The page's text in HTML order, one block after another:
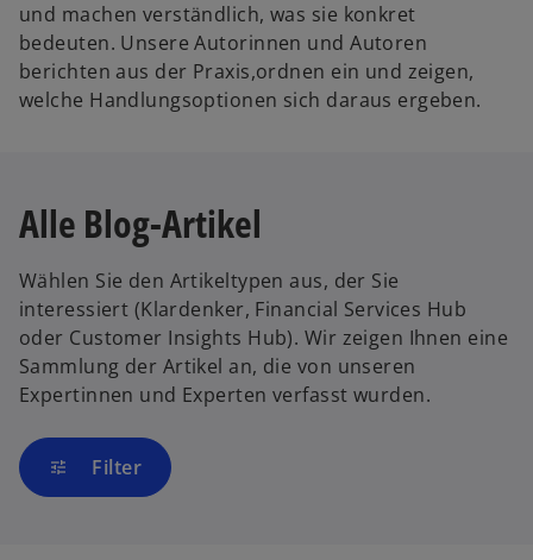
und machen verständlich, was sie konkret
bedeuten. Unsere Autorinnen und Autoren
berichten aus der Praxis,ordnen ein und zeigen,
welche Handlungsoptionen sich daraus ergeben.
Alle Blog-Artikel
Wählen Sie den Artikeltypen aus, der Sie
interessiert (Klardenker, Financial Services Hub
oder Customer Insights Hub). Wir zeigen Ihnen eine
Sammlung der Artikel an, die von unseren
Expertinnen und Experten verfasst wurden.
tune Filter